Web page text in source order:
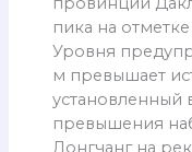
пика на
Уровня
м превышает
установленный
превышения
Донгчанг на